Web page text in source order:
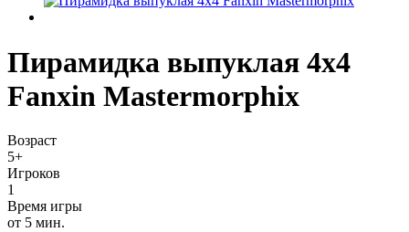
Пирамидка выпуклая 4х4
Fanxin Mastermorphix
Возраст
5+
Игроков
1
Время игры
от 5 мин.